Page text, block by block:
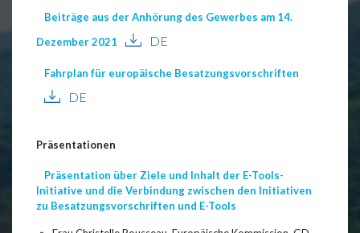
Beiträge aus der Anhörung des Gewerbes am 14.
Dezember 2021
DE
Fahrplan für europäische Besatzungsvorschriften
DE
Präsentationen
Präsentation über Ziele und Inhalt der E-Tools-
Initiative und die Verbindung zwischen den Initiativen
zu Besatzungsvorschriften und E-Tools